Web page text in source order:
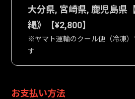
大分県, 宮崎県, 鹿児島県
縄》【¥2,800】
※ヤマト運輸のクール便（冷凍）
す
お支払い方法